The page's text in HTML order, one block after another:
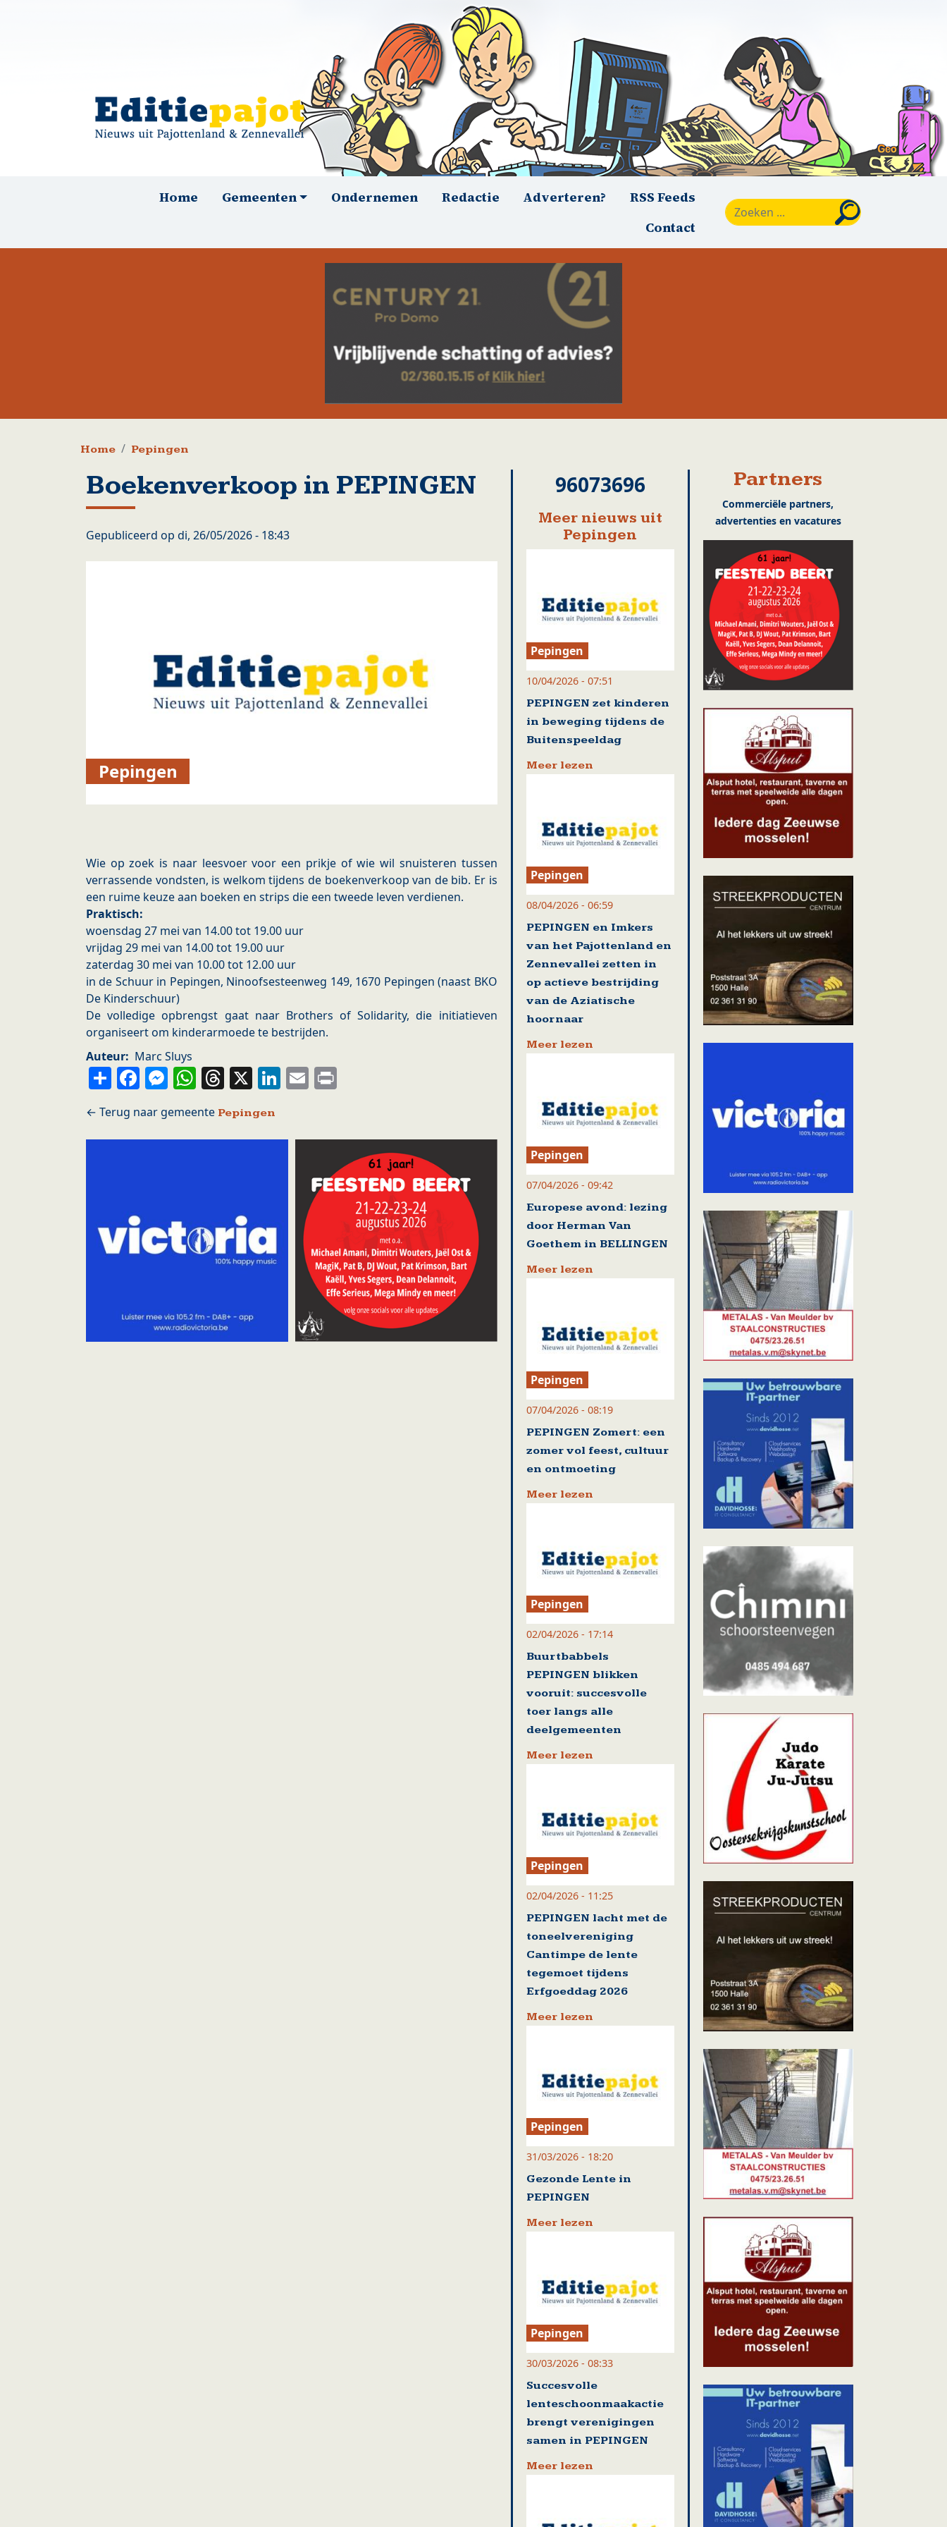
HoofdnavigatieHome Gemeenten Ondernemen Redactie Adverteren?
RSS Feeds
Contact
Kruimelpad
Home Pepingen
Boekenverkoop in PEPINGEN
Gepubliceerd op di, 26/05/2026 - 18:43
Pepingen
Wie op zoek is naar leesvoer voor een prikje of wie wil snuisteren tussen
verrassende vondsten, is welkom tijdens de boekenverkoop van de bib. Er is
een ruime keuze aan boeken en strips die een tweede leven verdienen.
Praktisch:
woensdag 27 mei van 14.00 tot 19.00 uur
vrijdag 29 mei van 14.00 tot 19.00 uur
zaterdag 30 mei van 10.00 tot 12.00 uur
in de Schuur in Pepingen, Ninoofsesteenweg 149, 1670 Pepingen (naast BKO
De Kinderschuur)
De volledige opbrengst gaat naar Brothers of Solidarity, die initiatieven
organiseert om kinderarmoede te bestrijden.
Auteur
Marc Sluys
ShareFacebook
Messenger
WhatsApp
Threads
X LinkedIn
Email
Pepingen
96073696
Meer nieuws uit
Pepingen
Pepingen
10/04/2026 - 07:51
PEPINGEN zet kinderen
in beweging tijdens de
Buitenspeeldag
Meer lezen
Pepingen
08/04/2026 - 06:59
PEPINGEN en Imkers
van het Pajottenland en
Zennevallei zetten in
op actieve bestrijding
van de Aziatische
hoornaar
Meer lezen
Pepingen
07/04/2026 - 09:42
Europese avond: lezing
door Herman Van
Goethem in BELLINGEN
Meer lezen
Pepingen
07/04/2026 - 08:19
PEPINGEN Zomert: een
zomer vol feest, cultuur
en ontmoeting
Meer lezen
Pepingen
02/04/2026 - 17:14
Buurtbabbels
PEPINGEN blikken
vooruit: succesvolle
toer langs alle
deelgemeenten
Meer lezen
Pepingen
02/04/2026 - 11:25
PEPINGEN lacht met de
toneelvereniging
Cantimpe de lente
tegemoet tijdens
Erfgoeddag 2026
Meer lezen
Pepingen
31/03/2026 - 18:20
Gezonde Lente in
PEPINGEN
Meer lezen
Pepingen
30/03/2026 - 08:33
Succesvolle
lenteschoonmaakactie
brengt verenigingen
samen in PEPINGEN
Meer lezen
Partners
Commerciële partners,
advertenties en vacatures